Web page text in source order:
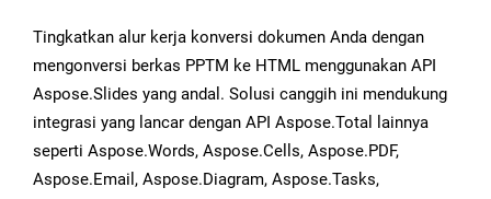
Tingkatkan alur kerja konversi dokumen Anda dengan
mengonversi berkas PPTM ke HTML menggunakan API
Aspose.Slides yang andal. Solusi canggih ini mendukung
integrasi yang lancar dengan API Aspose.Total lainnya
seperti Aspose.Words, Aspose.Cells, Aspose.PDF,
Aspose.Email, Aspose.Diagram, Aspose.Tasks,